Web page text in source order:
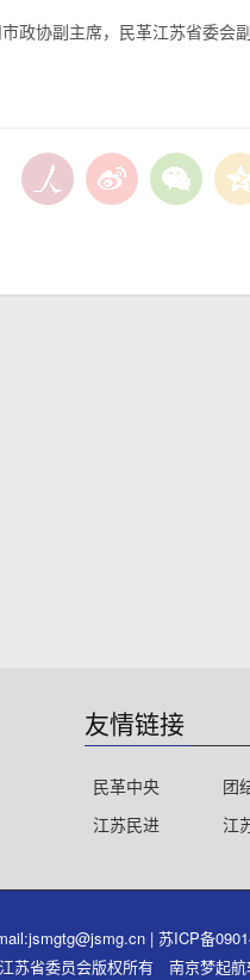
政协副主席，民革江苏省委会
友情链接
民革中央 团
江苏民进
江
| 苏ICP备
苏省委员会版权所有 南京梦起航